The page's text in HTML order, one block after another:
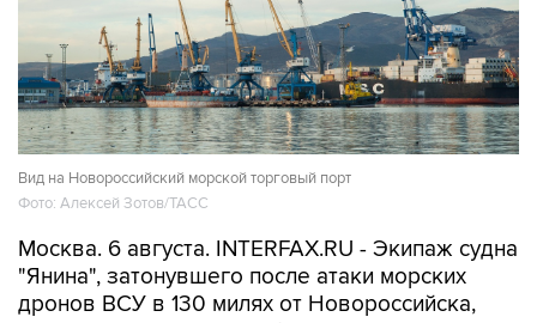
Вид на Новороссийский морской торговый порт
Фото: Алексей Зотов/ТАСС
Москва. 6 августа. INTERFAX.RU - Экипаж судна
"Янина", затонувшего после атаки морских
дронов ВСУ в 130 милях от Новороссийска,